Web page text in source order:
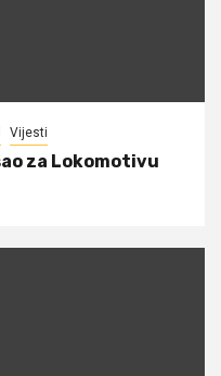
Vijesti
za Lokomotivu